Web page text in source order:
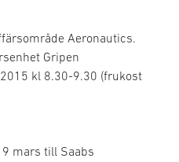
Aeronautics.
Gripen
kl 8.30-9.30 (frukost
9 mars till Saabs